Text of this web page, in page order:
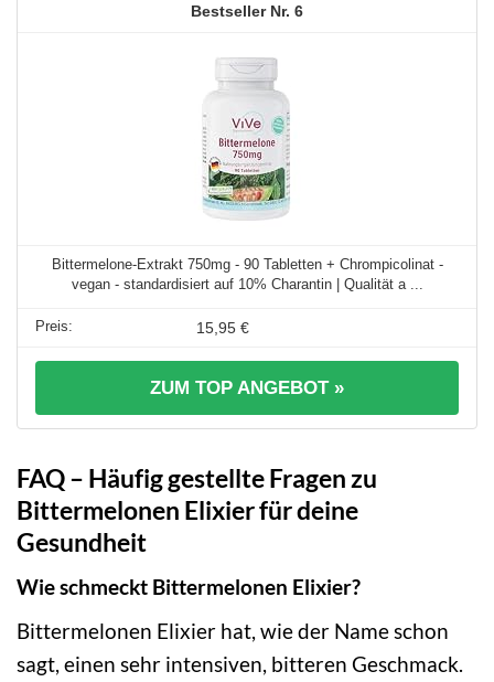
6
Bittermelone-Extrakt 750mg - 90 Tabletten + Chrompicolinat -
vegan - standardisiert auf 10% Charantin | Qualität a ...
15,95 €
ZUM TOP ANGEBOT »
FAQ – Häufig gestellte Fragen zu
Bittermelonen Elixier für deine
Gesundheit
Wie schmeckt Bittermelonen Elixier?
Bittermelonen Elixier hat, wie der Name schon
sagt, einen sehr intensiven, bitteren Geschmack.